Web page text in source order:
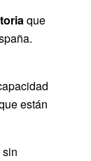
que
están